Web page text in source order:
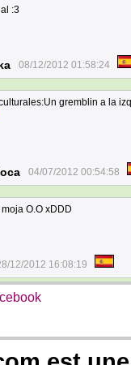
:3
08/12/2012 01:58:24
gremblin a la
04/07/2012 00:54:58
O.O xDDD
12/2012 16:08:19